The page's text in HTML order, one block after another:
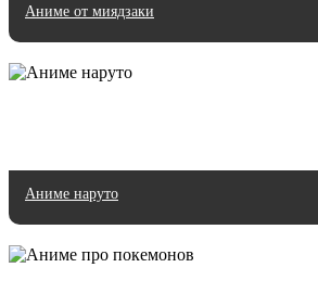
Аниме от миядзаки
Аниме наруто